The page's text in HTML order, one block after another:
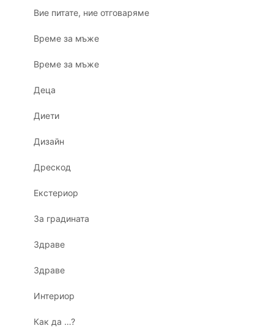
Вие питате, ние отговаряме
Време за мъже
Време за мъже
Деца
Диети
Дизайн
Дрескод
Екстериор
За градината
Здраве
Здраве
Интериор
Как да …?